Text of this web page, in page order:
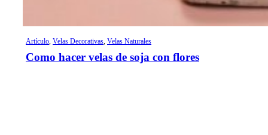
Artículo, Velas Decorativas, Velas Naturales
Como hacer velas de soja con flores